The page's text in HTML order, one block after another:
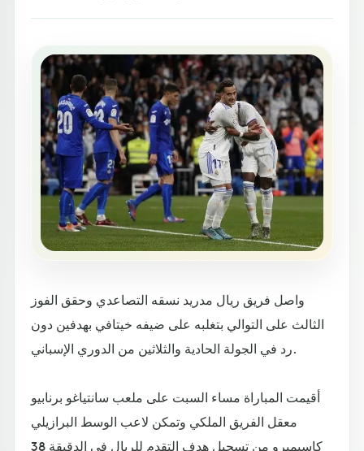
واصل فريق ريال مدريد نسقه التصاعدي وحقق الفوز
الثالث على التوالي بتغلبه على ضيفه خيتافي بهدفين دون
رد في الجولة الحادية والثلاثين من الدوري الإسباني.
أقيمت المباراة مساء السبت على ملعب سانتياغو برنابيو
معقل الفريق الملكي وتمكن لاعب الوسط البرازيلي
كاسيميرو من تسجيل هدف التقدم للريال في الدقيقة 38